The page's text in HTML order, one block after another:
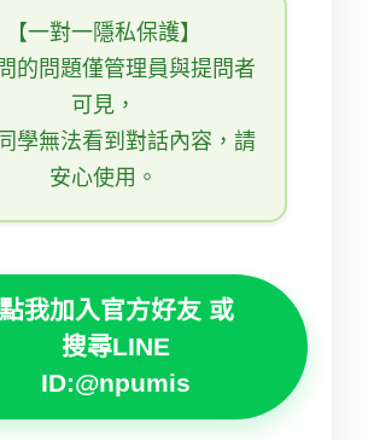
【一對一隱私保護】
的問題僅管理員與提問者
可見，
學無法看到對話內容，請
安心使用。
點我加入官方好友 或
搜尋LINE
ID:@npumis